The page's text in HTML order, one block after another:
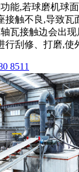
能,若球磨机球
接触不良,导致瓦
瓦接触边会出
行刮修、打磨,使
8511